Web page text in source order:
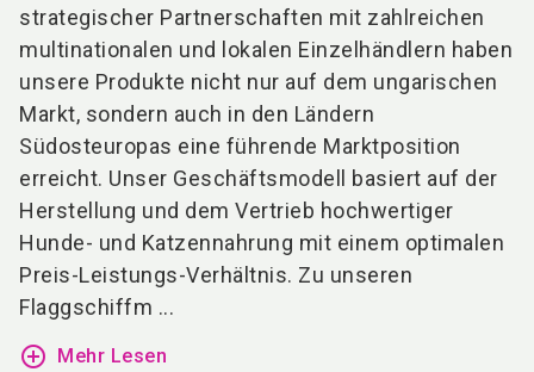
strategischer Partnerschaften mit zahlreichen
multinationalen und lokalen Einzelhändlern haben
unsere Produkte nicht nur auf dem ungarischen
Markt, sondern auch in den Ländern
Südosteuropas eine führende Marktposition
erreicht. Unser Geschäftsmodell basiert auf der
Herstellung und dem Vertrieb hochwertiger
Hunde- und Katzennahrung mit einem optimalen
Preis-Leistungs-Verhältnis. Zu unseren
Flaggschiffm ...
add_circle_outline Mehr Lesen